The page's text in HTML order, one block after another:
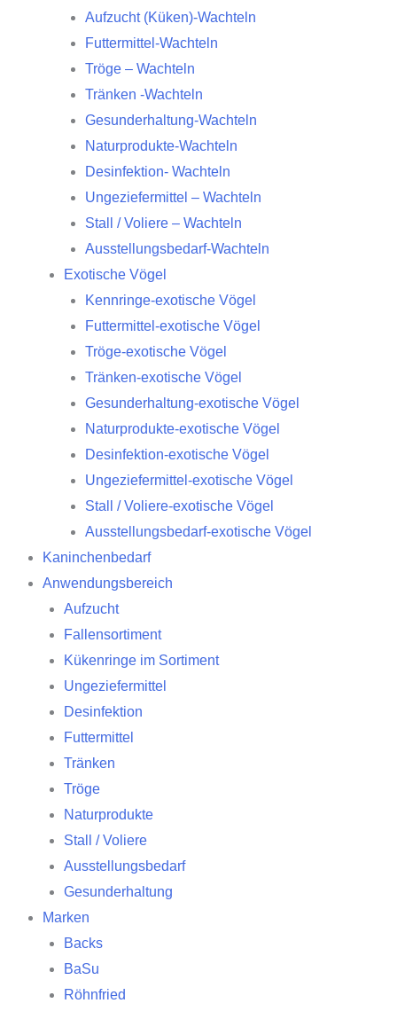
Aufzucht (Küken)-Wachteln
Futtermittel-Wachteln
Tröge – Wachteln
Tränken -Wachteln
Gesunderhaltung-Wachteln
Naturprodukte-Wachteln
Desinfektion- Wachteln
Ungeziefermittel – Wachteln
Stall / Voliere – Wachteln
Ausstellungsbedarf-Wachteln
Exotische Vögel
Kennringe-exotische Vögel
Futtermittel-exotische Vögel
Tröge-exotische Vögel
Tränken-exotische Vögel
Gesunderhaltung-exotische Vögel
Naturprodukte-exotische Vögel
Desinfektion-exotische Vögel
Ungeziefermittel-exotische Vögel
Stall / Voliere-exotische Vögel
Ausstellungsbedarf-exotische Vögel
Kaninchenbedarf
Anwendungsbereich
Aufzucht
Fallensortiment
Kükenringe im Sortiment
Ungeziefermittel
Desinfektion
Futtermittel
Tränken
Tröge
Naturprodukte
Stall / Voliere
Ausstellungsbedarf
Gesunderhaltung
Marken
Backs
BaSu
Röhnfried